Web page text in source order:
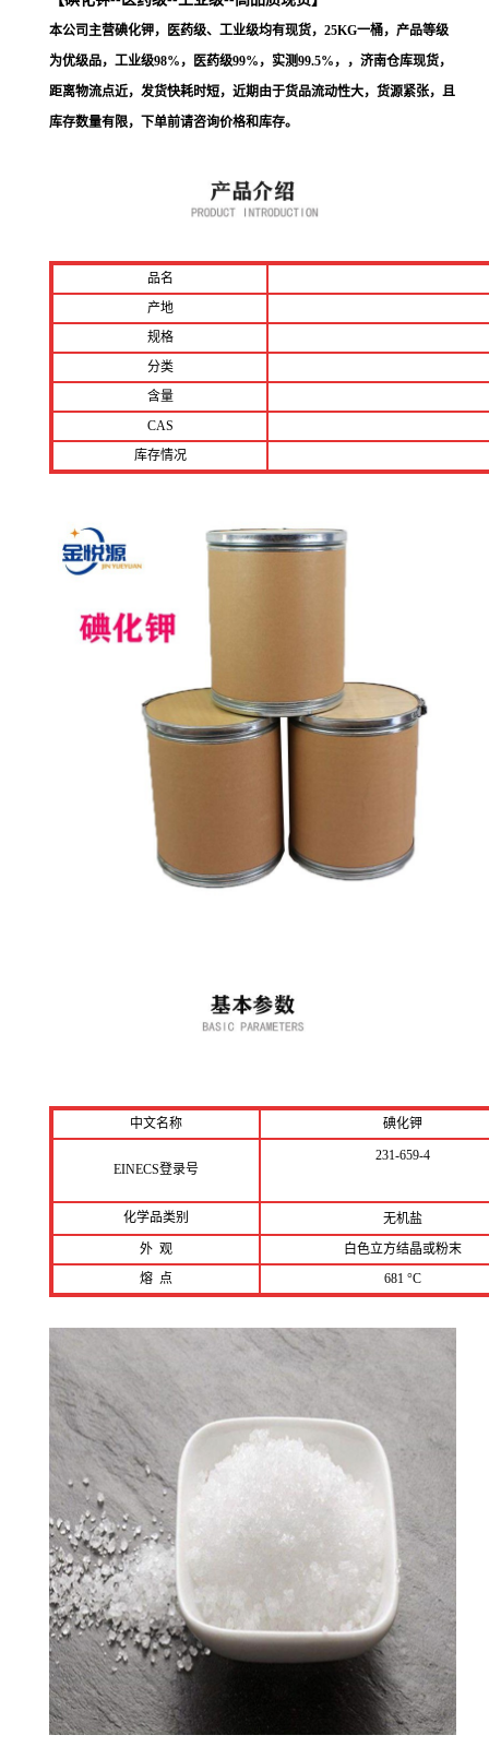
本公司主营碘化钾，医药级、工业级均有现货，25KG一桶，产品等级
为优级品，工业级98%，医药级99%，实测99.5%，，济南仓库现货，
距离物流点近，发货快耗时短， 近期由于货品流动性大，货源紧张，且
库存数量有限，下单前请咨询价格和库存。
品名
产地
规格
分类
含量
CAS
库存情况
中文名称 碘化钾
EINECS登录号
231-659-4
化学品类别
无机盐
外 观
白色立方结晶或粉末
熔 点
681 °C